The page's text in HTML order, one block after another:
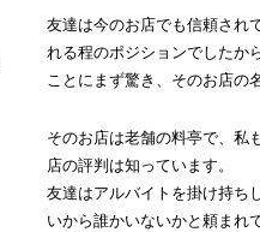
友達は今のお店でも信頼され
れる程のポジションでしたか
ことにまず驚き、そのお店の
そのお店は老舗の料亭で、私
店の評判は知っています。
友達はアルバイトを掛け持ち
いから誰かいないかと頼まれ